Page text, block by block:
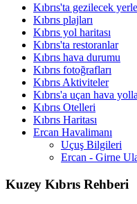
Kıbrıs'ta gezilecek
Kıbrıs plajları
Kıbrıs yol haritası
Kıbrıs'ta restoranlar
Kıbrıs hava durumu
Kıbrıs fotoğrafları
Kıbrıs Aktiviteler
Kıbrıs'a uçan hava
Kıbrıs Otelleri
Kıbrıs Haritası
Ercan Havalimanı
Uçuş Bilgileri
Ercan - Girne
Kuzey Kıbrıs Rehberi